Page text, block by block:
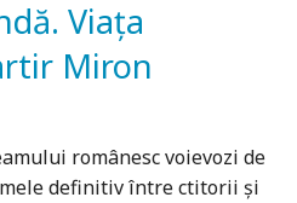
Viaţa
Miron
românesc voievozi de
definitiv între ctitorii şi